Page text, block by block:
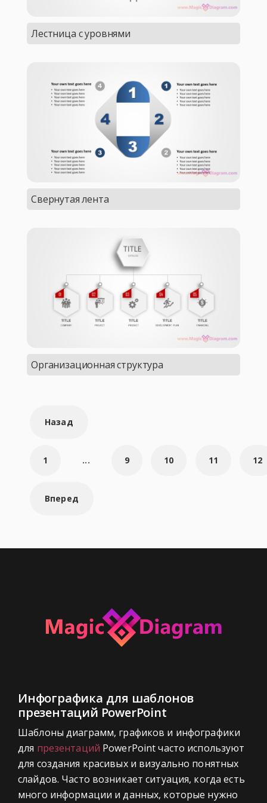
Лестница с уровнями
Свернутая лента
Организационная структура
Навигация
страницам
Назад
1 ... 9 10 11 12
Вперед
Инфографика для шаблонов
презентаций PowerPoint
Шаблоны диаграмм, графиков и инфографики
для презентаций PowerPoint часто используют
для создания красивых и визуально понятных
слайдов. Часто возникает ситуация, когда есть
много информации и данных, которые нужно